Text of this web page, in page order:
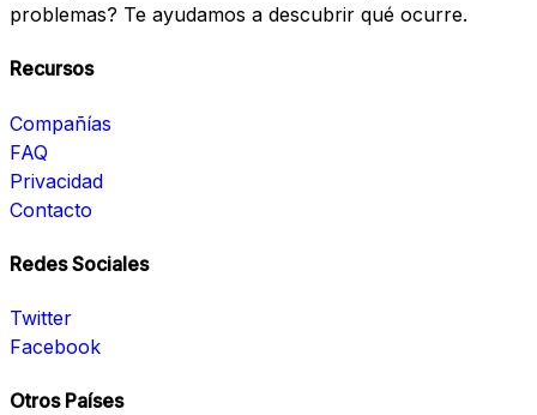
problemas? Te ayudamos a descubrir qué ocurre.
Recursos
Compañías
FAQ
Privacidad
Contacto
Redes Sociales
Twitter
Facebook
Otros Países